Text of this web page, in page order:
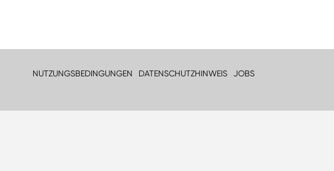
NUTZUNGSBEDINGUNGEN DATENSCHUTZHINWEIS JOBS